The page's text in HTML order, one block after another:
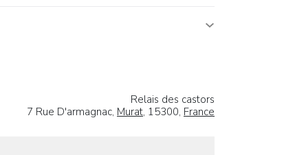
Relais des castors
7 Rue D'armagnac, Murat, 15300, France